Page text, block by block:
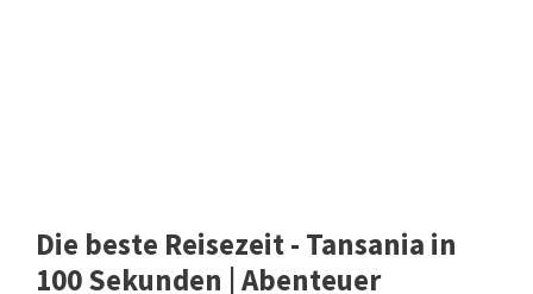
Die beste Reisezeit - Tansania in
100 Sekunden | Abenteuer